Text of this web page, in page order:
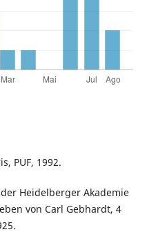
PUF, 1992.
Heidelberger Akademie
von Carl Gebhardt, 4